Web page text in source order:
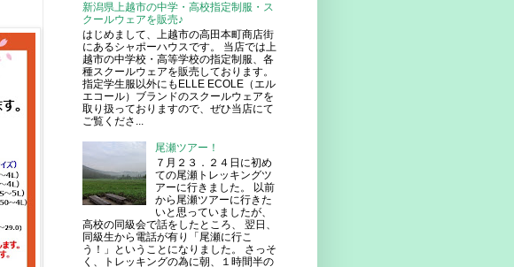
新潟県上越市の中学・高校指定制服・ス
クールウェアを販売♪
はじめまして、上越市の高田本町商店街
にあるシャポーハウスです。 当店では上
越市の中学校・高等学校の指定制服、各
種スクールウェアを販売しております。
指定学生服以外にもELLE ECOLE（エル
エコール）ブランドのスクールウェアを
取り扱っておりますので、ぜひ当店にて
ご覧くださ...
尾瀬ツアー！
７月２３．２４日に初め
ての尾瀬トレッキングツ
アーに行きました。 以前
から尾瀬ツアーに行きた
いと思っていましたが、
高校の同級会で話をしたところ、 翌日、
同級生から電話が有り「尾瀬に行こ
う！」ということになりました。 さっそ
く、トレッキングの為に朝、１時間半の